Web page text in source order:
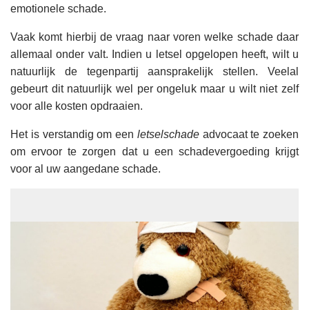
emotionele schade.
Vaak komt hierbij de vraag naar voren welke schade daar
allemaal onder valt. Indien u letsel opgelopen heeft, wilt u
natuurlijk de tegenpartij aansprakelijk stellen. Veelal
gebeurt dit natuurlijk wel per ongeluk maar u wilt niet zelf
voor alle kosten opdraaien.
Het is verstandig om een letselschadeadvocaat te zoeken
om ervoor te zorgen dat u een schadevergoeding krijgt
voor al uw aangedane schade.